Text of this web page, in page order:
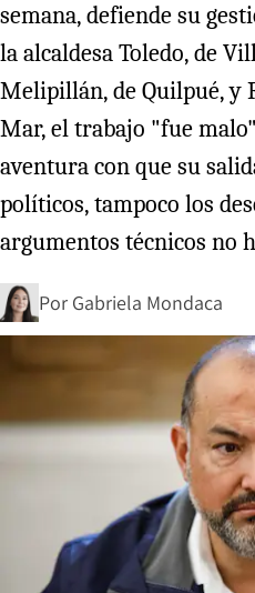
semana, defiende su
la alcaldesa Toledo, de
Melipillán, de Quilpué, y
Mar, el trabajo "fue
aventura con que su
políticos, tampoco los
argumentos técnicos no
Por Gabriela Mondaca